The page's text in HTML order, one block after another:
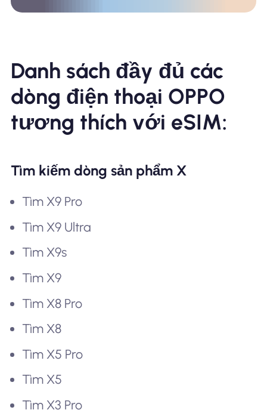
Danh sách đầy đủ các
dòng điện thoại OPPO
tương thích với eSIM:
Tìm kiếm dòng sản phẩm X
Tìm X9 Pro
Tìm X9 Ultra
Tìm X9s
Tìm X9
Tìm X8 Pro
Tìm X8
Tìm X5 Pro
Tìm X5
Tìm X3 Pro